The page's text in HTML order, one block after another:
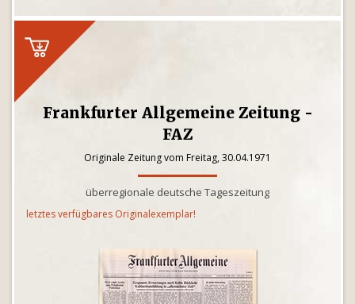
Frankfurter Allgemeine Zeitung -
FAZ
Originale Zeitung vom Freitag, 30.04.1971
überregionale deutsche Tageszeitung
letztes verfügbares Originalexemplar!